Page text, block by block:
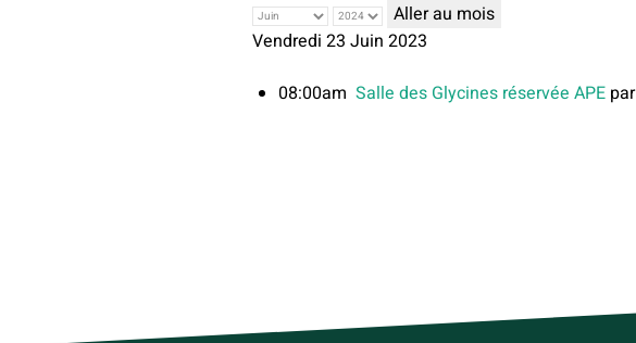
Aller au mois
Vendredi 23 Juin 2023
08:00am Salle des Glycines réservée APEpar